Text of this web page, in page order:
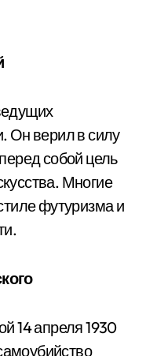
Он верил в силу
собой цель
Многие
футуризма и
14 апреля 1930